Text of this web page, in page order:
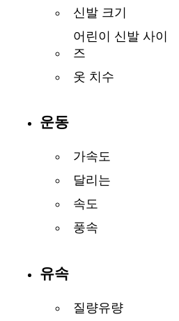
신발 크기
어린이 신발 사이
즈
옷 치수
운동
가속도
달리는
속도
풍속
유속
질량유량